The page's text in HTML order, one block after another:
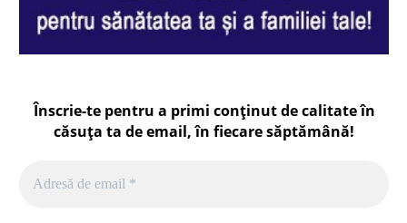
Înscrie-te pentru a primi conținut de calitate în
căsuța ta de email, în fiecaresăptămână!